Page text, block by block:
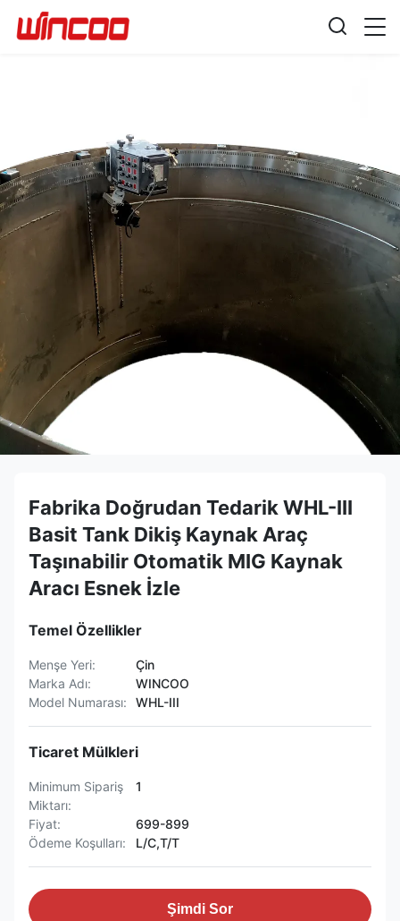
Fabrika Doğrudan Tedarik WHL-III
Basit Tank Dikiş Kaynak Araç
Taşınabilir Otomatik MIG Kaynak
Aracı Esnek İzle
Temel Özellikler
Menşe Yeri:
Çin
Marka Adı:
WINCOO
Model Numarası:
WHL-III
Ticaret Mülkleri
Minimum Sipariş
Miktarı:
1
Fiyat:
699-899
Ödeme Koşulları:
L/C,T/T
Şimdi Sor